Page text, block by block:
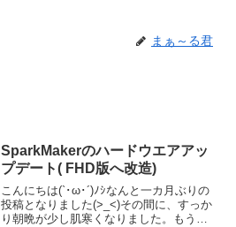
まぁ～る君
SparkMakerのハードウエアアッ
プデート( FHD版へ改造)
こんにちは(`･ω･´)ﾉｼなんと一カ月ぶりの
投稿となりました(>_<)その間に、すっか
り朝晩が少し肌寒くなりました。もうす